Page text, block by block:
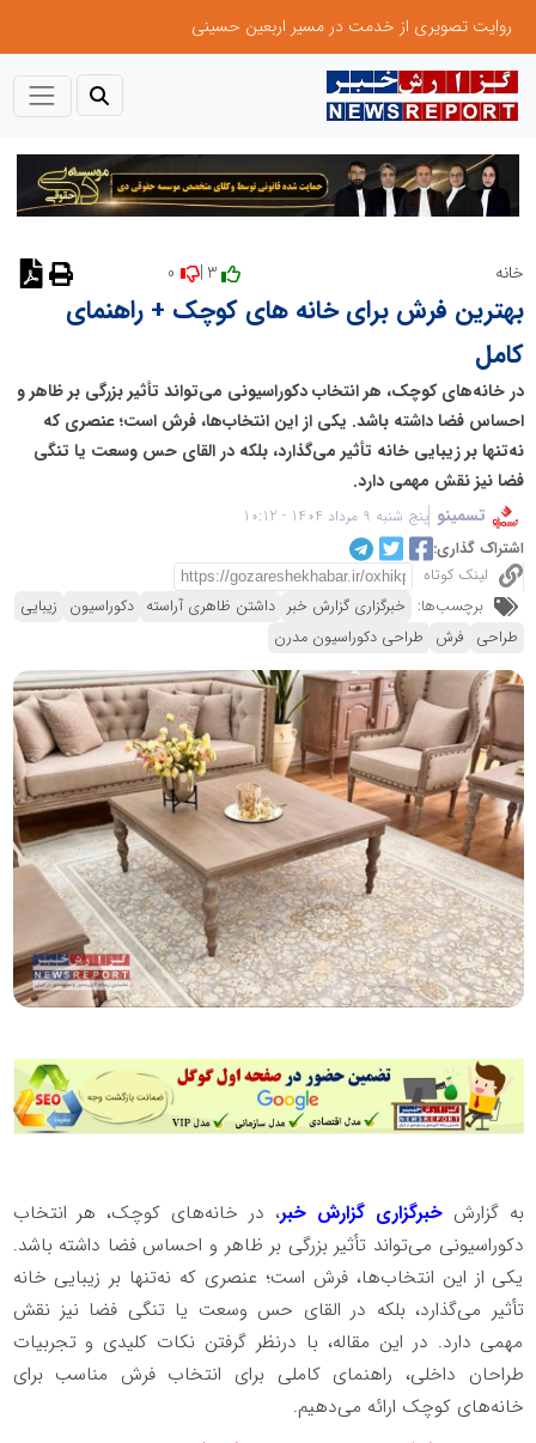
روایت تصویری از خدمت در مسیر اربعین حسینی
خانه 3 |
بهترین فرش برای خانه های کوچک + راهنمای
کامل
در خانه‌های کوچک، هر انتخاب دکوراسیونی می‌تواند تأثیر بزرگی بر ظاهر و
احساس فضا داشته باشد. یکی از این انتخاب‌ها، فرش است؛ عنصری که
نه‌تنها بر زیبایی خانه تأثیر می‌گذارد، بلکه در القای حس وسعت یا تنگی
فضا نیز نقش مهمی دارد.
تسمینو پنج شنبه 9 مرداد 1404 - 10:12
اشتراک گذاری:
لینک کوتاه
برچسب‌ها: خبرگزاری گزارش خبر داشتن ظاهری آراسته دکوراسیون زیبایی
طراحی فرش طراحی دکوراسیون مدرن
به گزارش خبرگزاری گزارش خبر، در خانه‌های کوچک، هر انتخاب
دکوراسیونی می‌تواند تأثیر بزرگی بر ظاهر و احساس فضا داشته باشد.
یکی از این انتخاب‌ها، فرش است؛ عنصری که نه‌تنها بر زیبایی خانه
تأثیر می‌گذارد، بلکه در القای حس وسعت یا تنگی فضا نیز نقش
مهمی دارد. در این مقاله، با درنظر گرفتن نکات کلیدی و تجربیات
طراحان داخلی، راهنمای کاملی برای انتخاب فرش مناسب برای
خانه‌های کوچک ارائه می‌دهیم.